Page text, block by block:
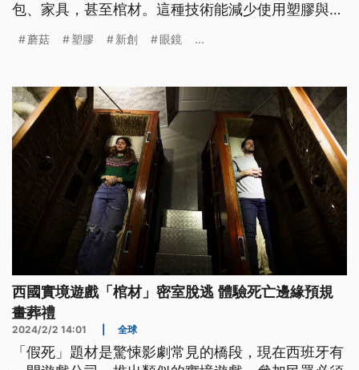
包、家具，甚至棺材。這種技術能減少使用塑膠與產
美國太空總署NASA也打算用它在火星打造太空棲
蘑菇 塑膠 新創 眼鏡 ...
西國實境遊戲「棺材」密室脫逃 體驗死亡邊緣預規
畫葬禮
2024/2/2 14:01 全球
「假死」題材是驚悚影劇常見的橋段，現在西班牙有